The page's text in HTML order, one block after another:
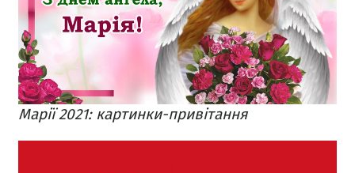
Марії 2021: картинки-привітання